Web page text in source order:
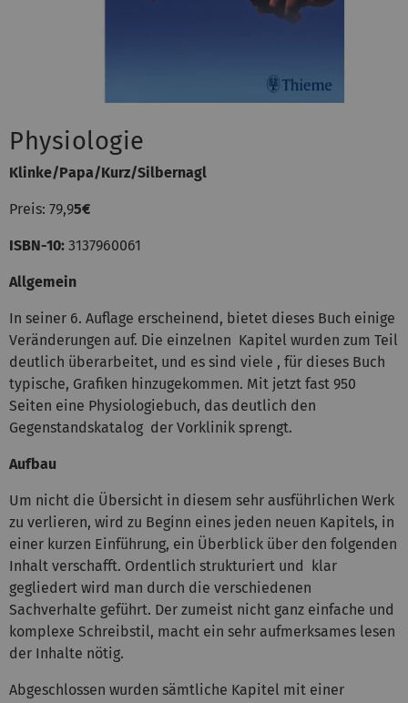
Physiologie
Klinke/Papa/Kurz/Silbernagl
Preis: 79,95€
ISBN-10: 3137960061
Allgemein
In seiner 6. Auflage erscheinend, bietet dieses Buch einige
Veränderungen auf. Die einzelnen Kapitel wurden zum Teil
deutlich überarbeitet, und es sind viele , für dieses Buch
typische, Grafiken hinzugekommen. Mit jetzt fast 950
Seiten eine Physiologiebuch, das deutlich den
Gegenstandskatalog der Vorklinik sprengt.
Aufbau
Um nicht die Übersicht in diesem sehr ausführlichen Werk
zu verlieren, wird zu Beginn eines jeden neuen Kapitels, in
einer kurzen Einführung, ein Überblick über den folgenden
Inhalt verschafft. Ordentlich strukturiert und klar
gegliedert wird man durch die verschiedenen
Sachverhalte geführt. Der zumeist nicht ganz einfache und
komplexe Schreibstil, macht ein sehr aufmerksames lesen
der Inhalte nötig.
Abgeschlossen wurden sämtliche Kapitel mit einer